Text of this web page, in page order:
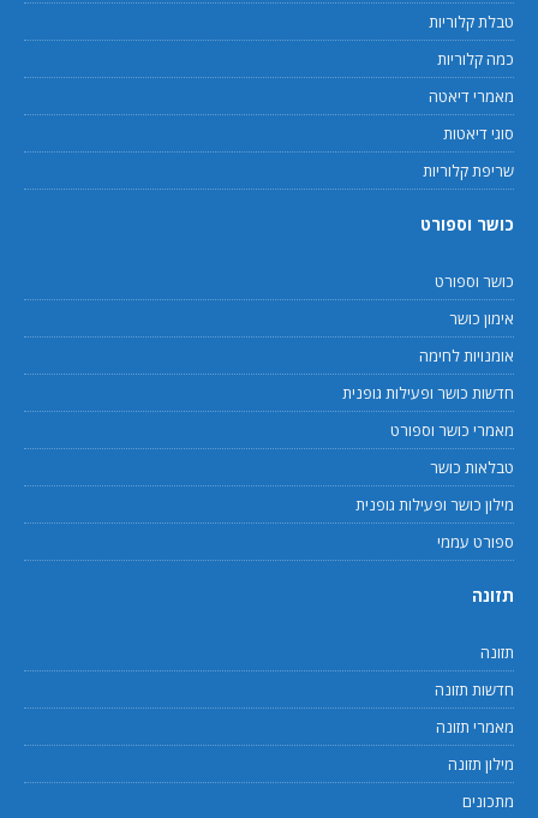
טבלת קלוריות
כמה קלוריות
מאמרי דיאטה
סוגי דיאטות
שריפת קלוריות
כושר וספורט
כושר וספורט
אימון כושר
אומנויות לחימה
חדשות כושר ופעילות גופנית
מאמרי כושר וספורט
טבלאות כושר
מילון כושר ופעילות גופנית
ספורט עממי
תזונה
תזונה
חדשות תזונה
מאמרי תזונה
מילון תזונה
מתכונים